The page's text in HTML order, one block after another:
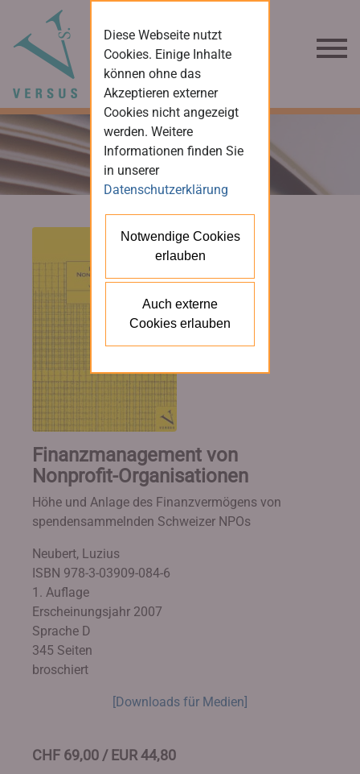
Finanzmanagement von
Nonprofit-Organisationen
Höhe und Anlage des Finanzvermögens von
spendensammelnden Schweizer NPOs
Neubert, Luzius
ISBN 978-3-03909-084-6
1. Auflage
Erscheinungsjahr 2007
Sprache D
345 Seiten
broschiert
[Downloads für Medien]
CHF 69,00 / EUR 44,80
Diese Webseite nutzt
Cookies. Einige Inhalte
können ohne das
Akzeptieren externer
Cookies nicht angezeigt
werden. Weitere
Informationen finden Sie
in unserer
Datenschutzerklärung
Notwendige Cookies
erlauben
Auch externe
Cookies erlauben